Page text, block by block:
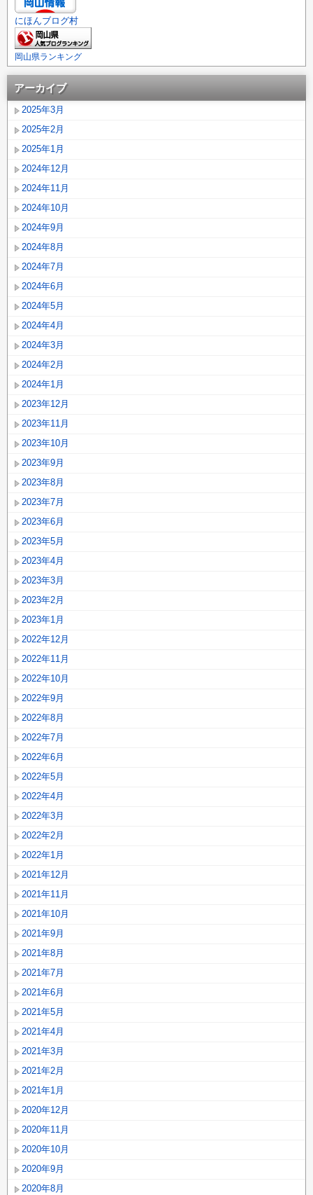
にほんブログ村
岡山県ランキング
アーカイブ
2025年3月
2025年2月
2025年1月
2024年12月
2024年11月
2024年10月
2024年9月
2024年8月
2024年7月
2024年6月
2024年5月
2024年4月
2024年3月
2024年2月
2024年1月
2023年12月
2023年11月
2023年10月
2023年9月
2023年8月
2023年7月
2023年6月
2023年5月
2023年4月
2023年3月
2023年2月
2023年1月
2022年12月
2022年11月
2022年10月
2022年9月
2022年8月
2022年7月
2022年6月
2022年5月
2022年4月
2022年3月
2022年2月
2022年1月
2021年12月
2021年11月
2021年10月
2021年9月
2021年8月
2021年7月
2021年6月
2021年5月
2021年4月
2021年3月
2021年2月
2021年1月
2020年12月
2020年11月
2020年10月
2020年9月
2020年8月